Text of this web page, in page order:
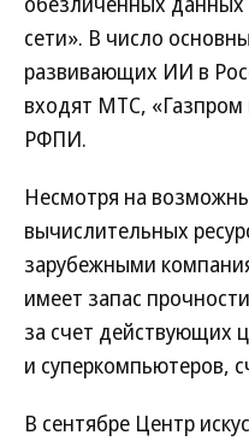
сети». В число
развивающих ИИ в
входят МТС, «Газпром
РФПИ.
Несмотря на
вычислительных
зарубежными
имеет запас
за счет действующих
и суперкомпьютеров,
В сентябре Центр